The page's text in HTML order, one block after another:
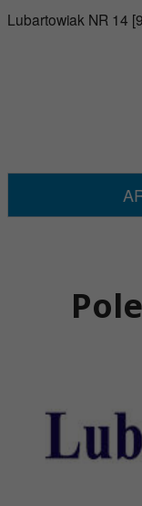
Lubartowiak NR 14